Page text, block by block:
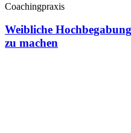
Coachingpraxis
Weibliche
zu machen